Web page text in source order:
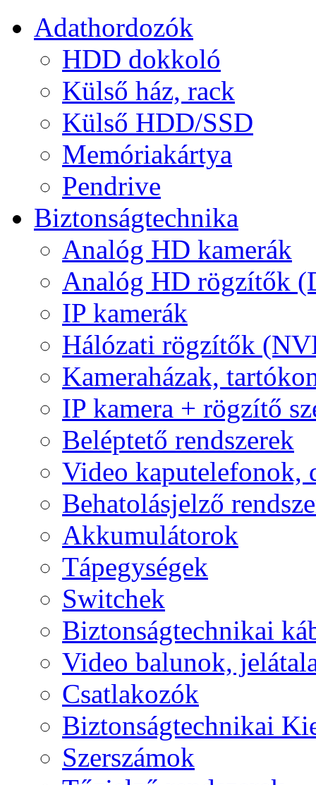
Adathordozók
HDD dokkoló
Külső ház, rack
Külső HDD/SSD
Memóriakártya
Pendrive
Biztonságtechnika
Analóg HD kamerák
Analóg HD rögzítők
IP kamerák
Hálózati rögzítők
Kameraházak,
IP kamera + rögzítő
Beléptető rendszerek
Video kaputelefonok,
Behatolásjelző
Akkumulátorok
Tápegységek
Switchek
Biztonságtechnikai
Video balunok,
Csatlakozók
Biztonságtechnikai
Szerszámok